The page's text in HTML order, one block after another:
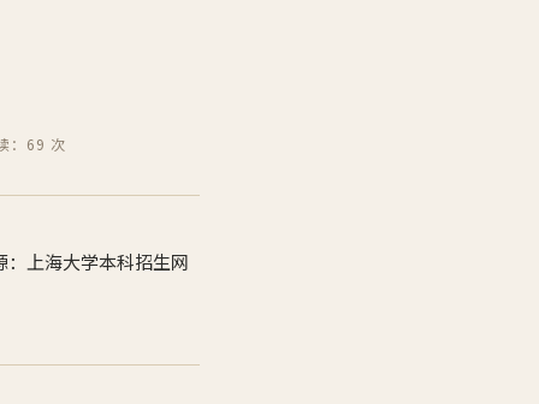
：69 次
海大学本科招生网